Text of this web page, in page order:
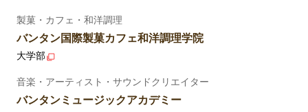
製菓・カフェ・和洋調理
バンタン国際製菓カフェ和洋調理学院
大学部
音楽・アーティスト・サウンドクリエイター
バンタンミュージックアカデミー